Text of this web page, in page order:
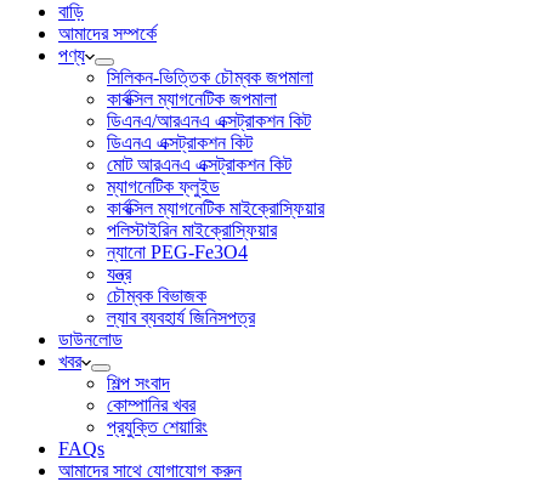
বাড়ি
আমাদের সম্পর্কে
পণ্য
সিলিকন-ভিত্তিক চৌম্বক জপমালা
কার্বক্সিল ম্যাগনেটিক জপমালা
ডিএনএ/আরএনএ এক্সট্রাকশন কিট
ডিএনএ এক্সট্রাকশন কিট
মোট আরএনএ এক্সট্রাকশন কিট
ম্যাগনেটিক ফ্লুইড
কার্বক্সিল ম্যাগনেটিক মাইক্রোস্ফিয়ার
পলিস্টাইরিন মাইক্রোস্ফিয়ার
ন্যানো PEG-Fe3O4
যন্ত্র
চৌম্বক বিভাজক
ল্যাব ব্যবহার্য জিনিসপত্র
ডাউনলোড
খবর
শিল্প সংবাদ
কোম্পানির খবর
প্রযুক্তি শেয়ারিং
FAQs
আমাদের সাথে যোগাযোগ করুন